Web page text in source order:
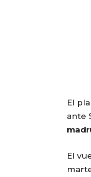
El
ante
El